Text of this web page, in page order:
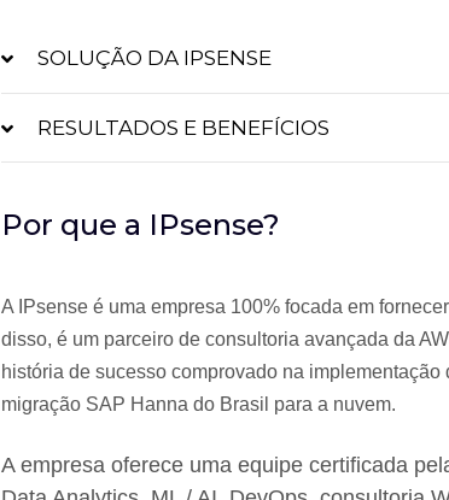
SOLUÇÃO DA IPSENSE
RESULTADOS E BENEFÍCIOS
Por que a IPsense?
A IPsense é uma empresa 100% focada em
disso, é um parceiro de consultoria avançada da
história de sucesso comprovado na
migração SAP Hanna do Brasil para a nuvem.
A empresa oferece uma equipe certificada